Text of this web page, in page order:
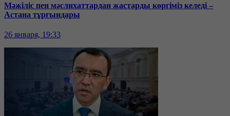
Мәжіліс пен мәслихаттардан жастарды көргіміз келеді –
Астана тұрғындары
26 января, 19:33